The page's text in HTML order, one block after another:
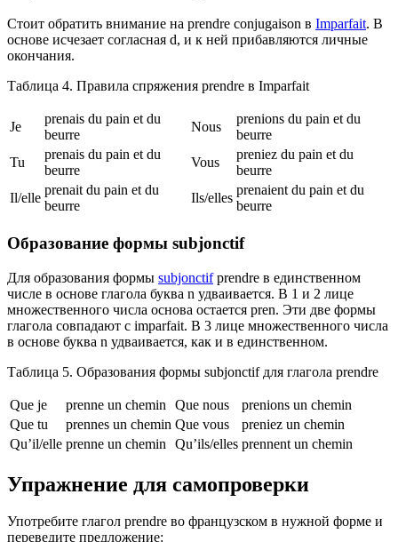
Стоит обратить внимание на prendre conjugaison в Imparfait. В
основе исчезает согласная d, и к ней прибавляются личные
окончания.
Таблица 4. Правила спряжения prendre в Imparfait
Je
prenais du pain et du
beurre
Nous
prenions du pain et du
beurre
Tu
prenais du pain et du
beurre
Vous
preniez du pain et du
beurre
Il/elle
prenait du pain et du
beurre
Ils/elles
prenaient du pain et du
beurre
Образование формы subjonctif
Для образования формы subjonctifprendre в единственном
числе в основе глагола буква n удваивается. В 1 и 2 лице
множественного числа основа остается pren. Эти две формы
глагола совпадают с imparfait. В 3 лице множественного числа
в основе буква n удваивается, как и в единственном.
Таблица 5. Образования формы subjonctif для глагола prendre
Que je prenne un chemin Que nous
prenions un chemin
Que tu
prennes un chemin Que vous
preniez un chemin
Qu’il/elle prenne un chemin Qu’ils/elles prennent un chemin
Упражнение для самопроверки
Употребите глагол prendre во французском в нужной форме и
переведите предложение: